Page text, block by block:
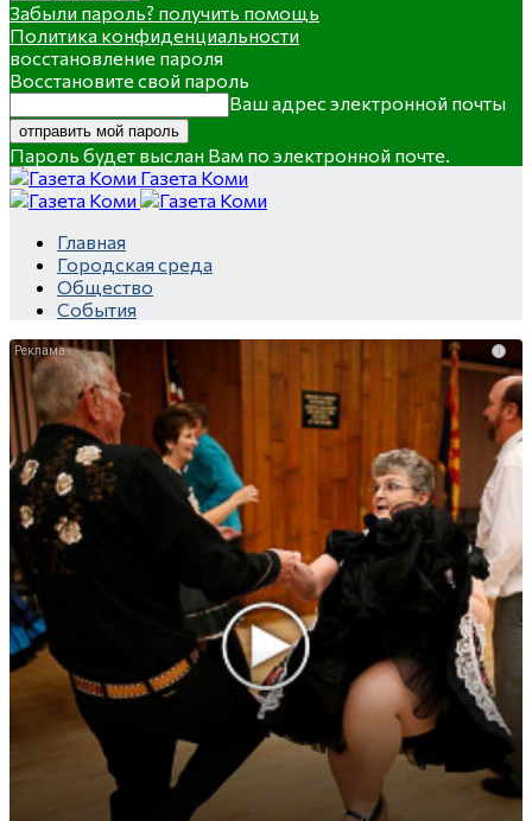
Забыли пароль? получить помощь
Политика конфиденциальности
восстановление пароля
Восстановите свой пароль
Ваш адрес электронной почты
Пароль будет выслан Вам по электронной почте.
Газета Коми
Главная
Городская среда
Общество
События
i